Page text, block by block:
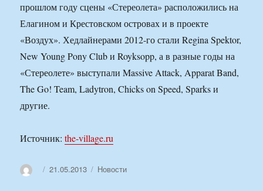
прошлом году сцены «Стереолета» расположились на
Елагином и Крестовском островах и в проекте
«Воздух». Хедлайнерами 2012-го стали Regina Spektor,
New Young Pony Club и Royksopp, а в разные годы на
«Стереолете» выступали Massive Attack, Apparat Band,
The Go! Team, Ladytron, Chicks on Speed, Sparks и
другие.
Источник:the-village.ru
АвторОпубликовано
21.05.2013 Рубрики
Новости